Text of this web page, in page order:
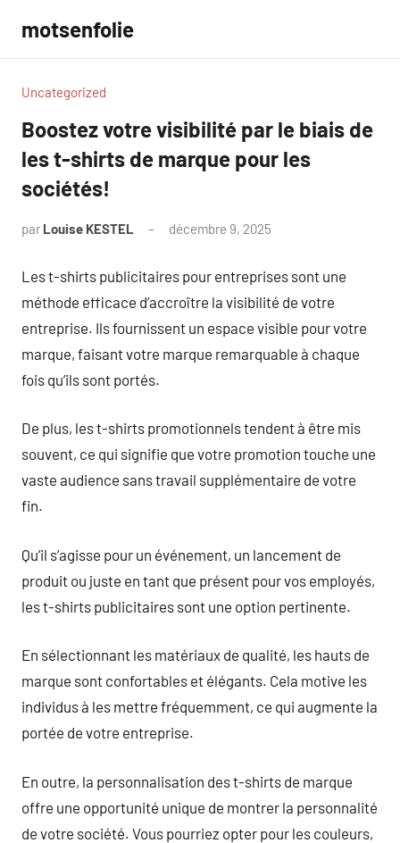
contenu
motsenfolie
Uncategorized
Boostez votre visibilité par le biais de
les t-shirts de marque pour les
sociétés!
par Louise KESTEL décembre 9, 2025
Les t-shirts publicitaires pour entreprises sont une
méthode efficace d’accroître la visibilité de votre
entreprise. Ils fournissent un espace visible pour votre
marque, faisant votre marque remarquable à chaque
fois qu’ils sont portés.
De plus, les t-shirts promotionnels tendent à être mis
souvent, ce qui signifie que votre promotion touche une
vaste audience sans travail supplémentaire de votre
fin.
Qu’il s’agisse pour un événement, un lancement de
produit ou juste en tant que présent pour vos employés,
les t-shirts publicitaires sont une option pertinente.
En sélectionnant les matériaux de qualité, les hauts de
marque sont confortables et élégants. Cela motive les
individus à les mettre fréquemment, ce qui augmente la
portée de votre entreprise.
En outre, la personnalisation des t-shirts de marque
offre une opportunité unique de montrer la personnalité
de votre société. Vous pourriez opter pour les couleurs,